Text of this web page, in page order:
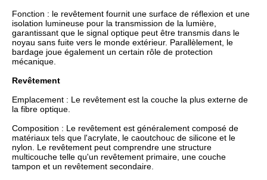
Fonction : le revêtement fournit une surface de réflexion et une
isolation lumineuse pour la transmission de la lumière,
garantissant que le signal optique peut être transmis dans le
noyau sans fuite vers le monde extérieur. Parallèlement, le
bardage joue également un certain rôle de protection
mécanique.
Revêtement
Emplacement : Le revêtement est la couche la plus externe de
la fibre optique.
Composition : Le revêtement est généralement composé de
matériaux tels que l'acrylate, le caoutchouc de silicone et le
nylon. Le revêtement peut comprendre une structure
multicouche telle qu'un revêtement primaire, une couche
tampon et un revêtement secondaire.